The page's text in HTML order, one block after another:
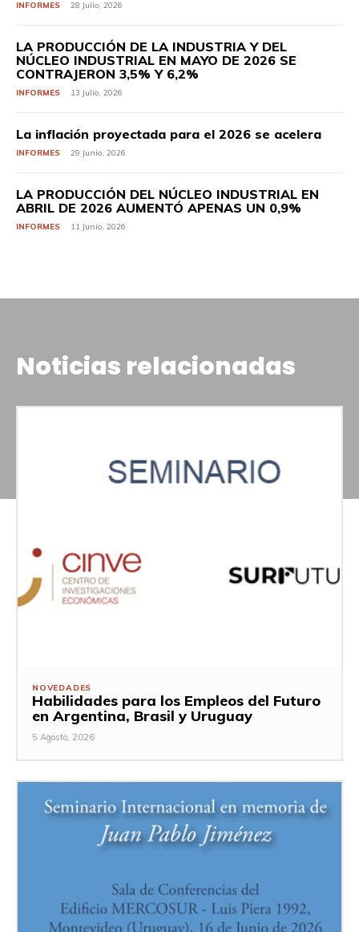
INFORMES 28 Julio, 2026
LA PRODUCCIÓN DE LA INDUSTRIA Y DEL
NÚCLEO INDUSTRIAL EN MAYO DE 2026 SE
CONTRAJERON 3,5% Y 6,2%
INFORMES 13 Julio, 2026
La inflación proyectada para el 2026 se acelera
INFORMES 29 Junio, 2026
LA PRODUCCIÓN DEL NÚCLEO INDUSTRIAL EN
ABRIL DE 2026 AUMENTÓ APENAS UN 0,9%
INFORMES 11 Junio, 2026
Noticias relacionadas
NOVEDADES
Habilidades para los Empleos del Futuro
en Argentina, Brasil y Uruguay
5 Agosto, 2026